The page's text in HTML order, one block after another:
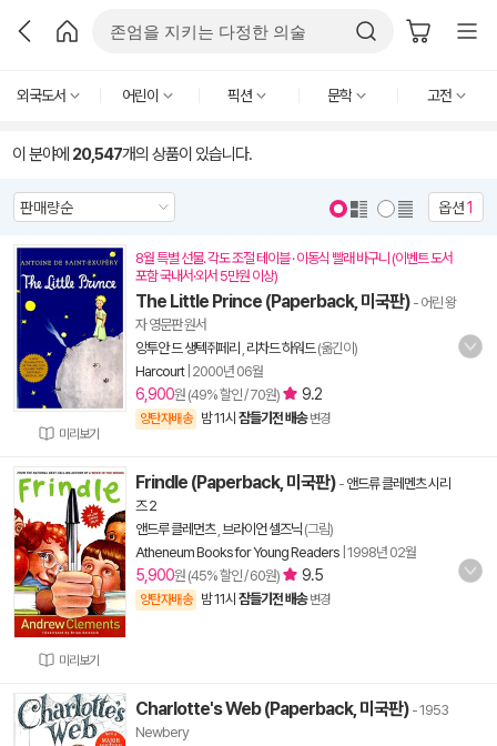
외국도서 어린이 픽션 문학 고전
이 분야에 20,547개의 상품이 있습니다.
옵션1
미리보기
8월 특별 선물. 각도 조절 테이블 · 이동식 빨래 바구니 (이벤트 도서
포함 국내서·외서 5만원 이상)
The Little Prince (Paperback, 미국판) - 어린 왕
자 영문판 원서
앙투안 드 생텍쥐페리 리차드 하워드(옮긴이)
Harcourt| 2000년 06월
6,900원 (49% 할인 / 70원) 9.2
양탄자배송 밤 11시 잠들기전 배송 변경
미리보기
Frindle (Paperback, 미국판) - 앤드류 클레멘츠 시리
즈 2
앤드루 클레먼츠, 브라이언 셀즈닉 (그림)
Atheneum Books for Young Readers 1998년 02월
5,900원 (45% 할인 / 60원) 9.5
양탄자배송 밤 11시 잠들기전 배송 변경
Charlotte's Web (Paperback, 미국판) - 1953
Newbery